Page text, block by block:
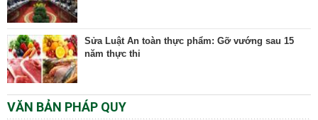
Sửa Luật An toàn thực phẩm: Gỡ vướng sau 15
năm thực thi
VĂN BẢN PHÁP QUY